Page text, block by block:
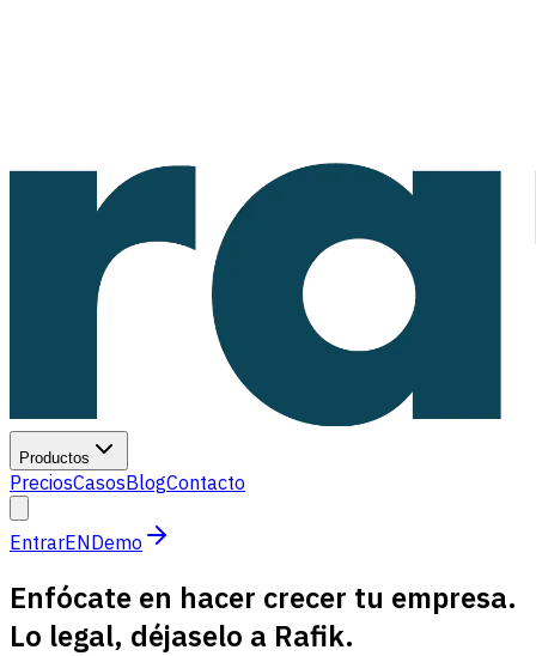
Productos
PreciosCasosBlogContacto
EntrarENDemo
Enfócate en hacer crecer tu empresa.
Lo legal, déjaselo a Rafik.